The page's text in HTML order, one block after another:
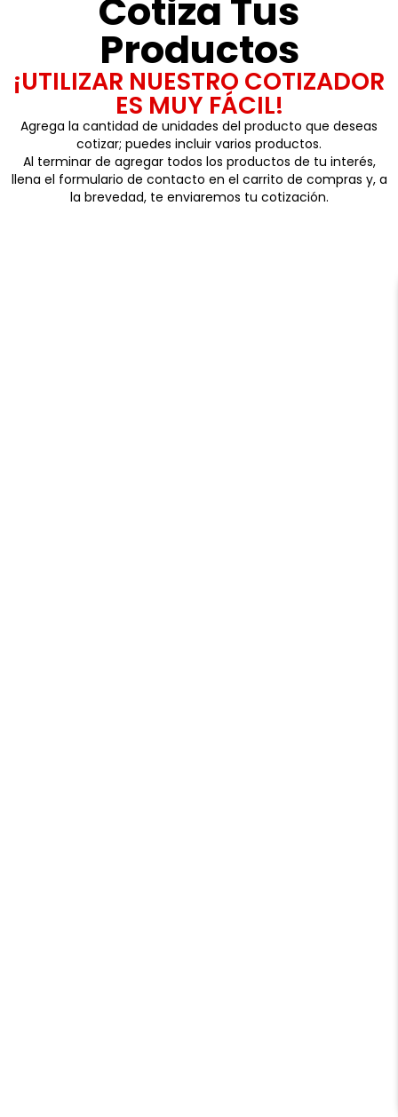
Cotiza Tus
Productos
¡UTILIZAR NUESTRO COTIZADOR
ES MUY FÁCIL!
Agrega la cantidad de unidades del producto que deseas
cotizar; puedes incluir varios productos.
Al terminar de agregar todos los productos de tu interés,
llena el formulario de contacto en el carrito de compras y, a
la brevedad, te enviaremos tu cotización.